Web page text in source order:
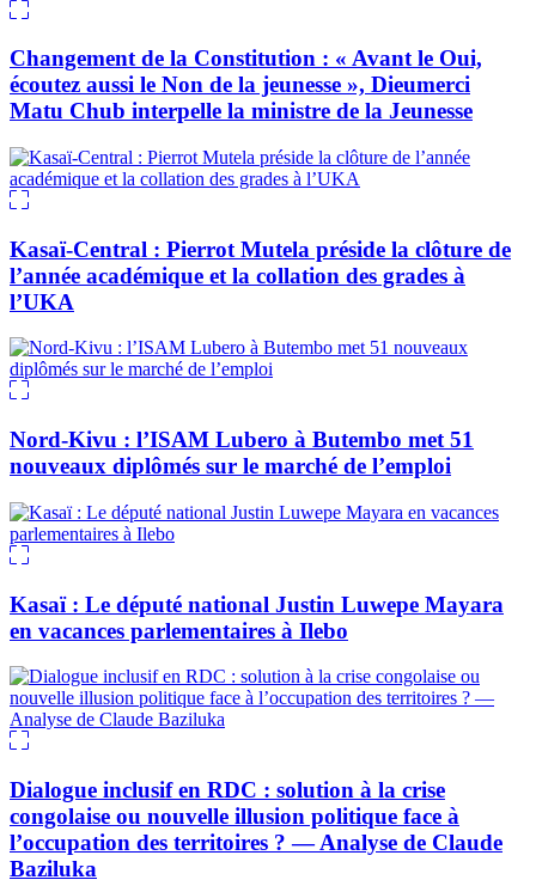
Changement de la Constitution : « Avant le Oui,
écoutez aussi le Non de la jeunesse », Dieumerci
Matu Chub interpelle la ministre de la Jeunesse
Kasaï-Central : Pierrot Mutela préside la clôture de
l’année académique et la collation des grades à
l’UKA
Nord-Kivu : l’ISAM Lubero à Butembo met 51
nouveaux diplômés sur le marché de l’emploi
Kasaï : Le député national Justin Luwepe Mayara
en vacances parlementaires à Ilebo
Dialogue inclusif en RDC : solution à la crise
congolaise ou nouvelle illusion politique face à
l’occupation des territoires ? — Analyse de Claude
Baziluka